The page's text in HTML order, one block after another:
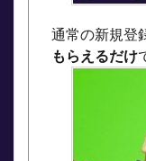
通常の新規登
もらえるだけ